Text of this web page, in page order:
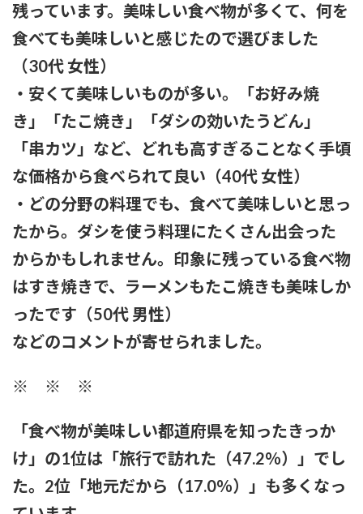
残っています。美味しい食べ物が多くて、何を
食べても美味しいと感じたので選びました
（30代 女性）
・安くて美味しいものが多い。「お好み焼
き」「たこ焼き」「ダシの効いたうどん」
「串カツ」など、どれも高すぎることなく手頃
な価格から食べられて良い（40代 女性）
・どの分野の料理でも、食べて美味しいと思っ
たから。ダシを使う料理にたくさん出会った
からかもしれません。印象に残っている食べ物
はすき焼きで、ラーメンもたこ焼きも美味しか
ったです（50代 男性）
などのコメントが寄せられました。
※ ※ ※
「食べ物が美味しい都道府県を知ったきっか
け」の1位は「旅行で訪れた（47.2％）」でし
た。2位「地元だから（17.0％）」も多くなっ